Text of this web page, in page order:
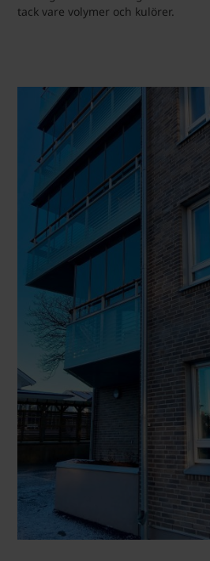
tack vare volymer och kulörer.